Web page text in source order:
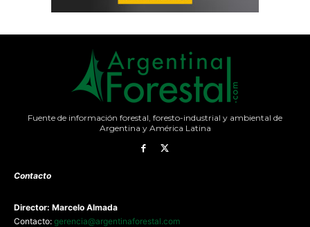
Fuente de información forestal, foresto-industrial y ambiental de
Argentina y América Latina
Contacto
Director: Marcelo Almada
Contacto: gerencia@argentinaforestal.com